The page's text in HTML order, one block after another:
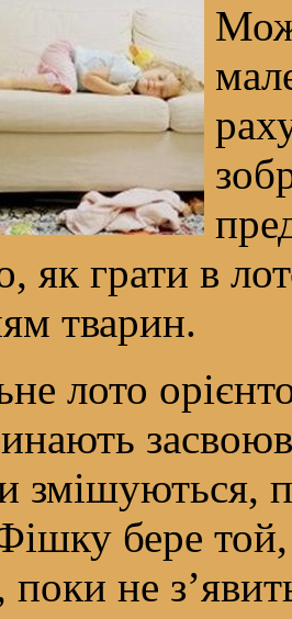
як грати в
тварин.
лото
змішуються,
бере
поки не